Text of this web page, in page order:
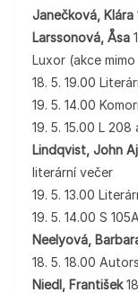
Janečková, Klára
Larssonová, Åsa
Luxor (akce
18. 5. 19.00
19. 5. 14.00
19. 5. 15.00 L
Lindqvist, John
literární večer
19. 5. 13.00
19. 5. 14.00 S 105A
Neelyová,
18. 5. 18.00
Niedl, František